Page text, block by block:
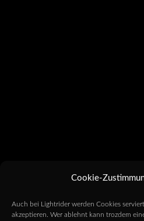
Cookie-
Auch bei Lightrider werden Cookies
akzeptieren. Wer ablehnt kann trozdem